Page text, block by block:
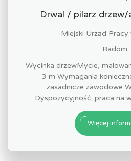
Drwal / pilarz
Miejski Urząd Pracy
Radom
Wycinka drzewMycie,
3 m Wymagania
zasadnicze zawodowe
Dyspozycyjność, praca na
Więcej